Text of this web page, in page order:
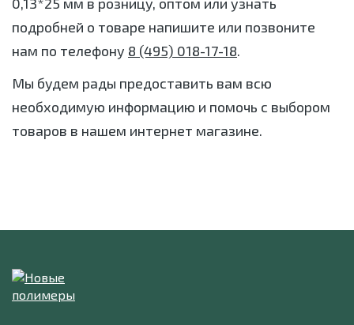
подробней о товаре напишите или позвоните
нам по телефону 8 (495) 018-17-18.
Мы будем рады предоставить вам всю
необходимую информацию и помочь с выбором
товаров в нашем интернет магазине.